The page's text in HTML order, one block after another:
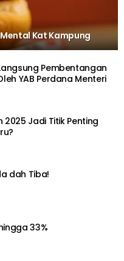
Kat Kampung
Pembentangan
YAB Perdana Menteri
2025 Jadi Titik Penting
dah Tiba!
33%